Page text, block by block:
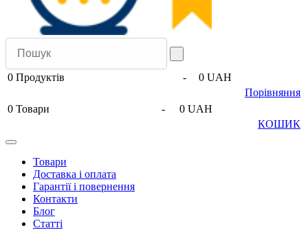
0 Продуктів -
0 UAH
Порівняння
0 Товари -
0 UAH
КОШИК
Товари
Доставка і оплата
Гарантії і повернення
Контакти
Блог
Статті